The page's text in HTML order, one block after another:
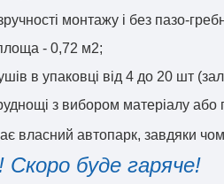
монтажу і без пазо-
- 0,72 м2;
в упаковці від 4 до 20 шт
з вибором матеріалу або
власний автопарк, завдяки
буде гаряче!